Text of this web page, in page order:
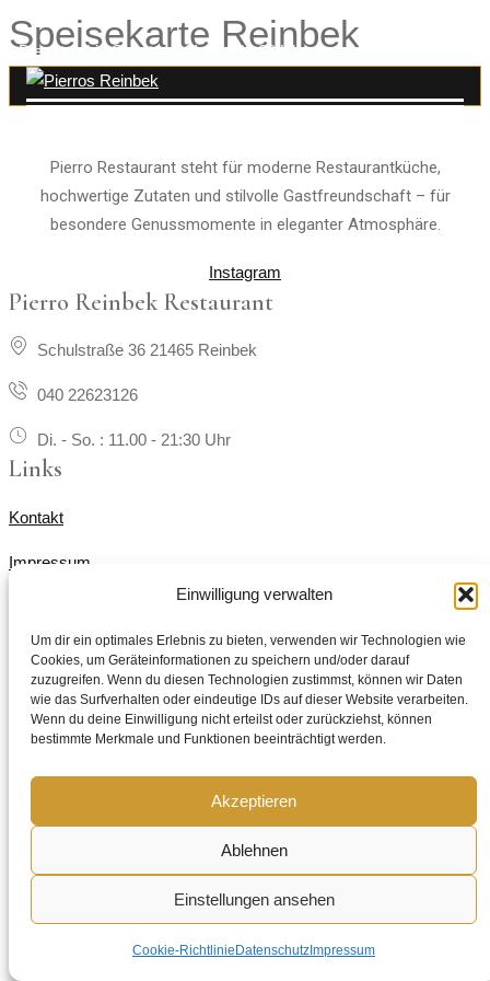
Einwilligung verwalten
Um dir ein optimales Erlebnis zu bieten, verwenden wir Technologien wie
Cookies, um Geräteinformationen zu speichern und/oder darauf
zuzugreifen. Wenn du diesen Technologien zustimmst, können wir Daten
wie das Surfverhalten oder eindeutige IDs auf dieser Website verarbeiten.
Wenn du deine Einwilligung nicht erteilst oder zurückziehst, können
bestimmte Merkmale und Funktionen beeinträchtigt werden.
Akzeptieren
Ablehnen
Einstellungen ansehen
Cookie-Richtlinie Datenschutz Impressum
Dienstag bis Sonntag : 11.00 - 21:30 Uhr
Speisekarte Reinbek
Pierro Restaurant steht für moderne Restaurantküche,
hochwertige Zutaten und stilvolle Gastfreundschaft – für
besondere Genussmomente in eleganter Atmosphäre.
Instagram
Pierro Reinbek Restaurant
Schulstraße 36 21465 Reinbek
040 22623126
Di. - So. : 11.00 - 21:30 Uhr
Links
Kontakt
Impressum
Cookie-Richtlinie (EU)
© Pierro Restaurant 2026 . Alle Rechte vorbehalten.